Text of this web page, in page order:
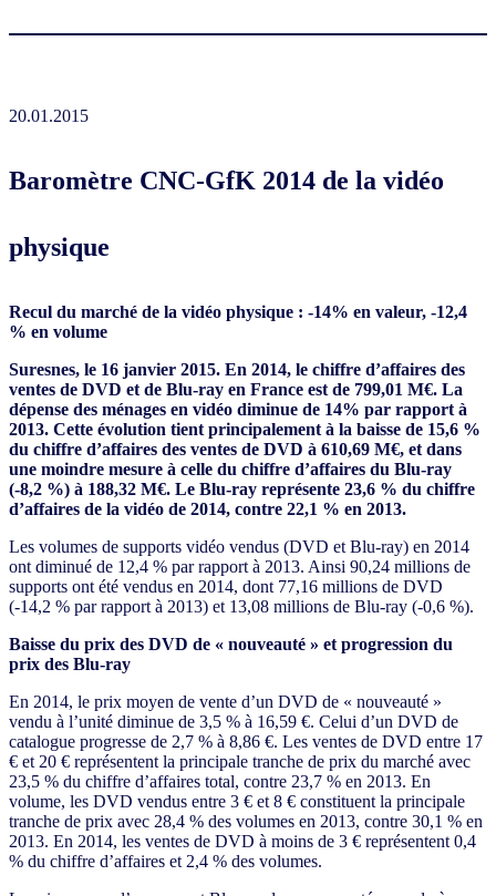
20.01.2015
Baromètre CNC-GfK 2014 de la vidéo
physique
Recul du marché de la vidéo physique : -14% en valeur, -12,4
% en volume
Suresnes, le 16 janvier 2015. En 2014, le chiffre d’affaires des
ventes de DVD et de Blu-ray en France est de 799,01 M€. La
dépense des ménages en vidéo diminue de 14% par rapport à
2013. Cette évolution tient principalement à la baisse de 15,6 %
du chiffre d’affaires des ventes de DVD à 610,69 M€, et dans
une moindre mesure à celle du chiffre d’affaires du Blu-ray
(-8,2 %) à 188,32 M€. Le Blu-ray représente 23,6 % du chiffre
d’affaires de la vidéo de 2014, contre 22,1 % en 2013.
Les volumes de supports vidéo vendus (DVD et Blu-ray) en 2014
ont diminué de 12,4 % par rapport à 2013. Ainsi 90,24 millions de
supports ont été vendus en 2014, dont 77,16 millions de DVD
(-14,2 % par rapport à 2013) et 13,08 millions de Blu-ray (-0,6 %).
Baisse du prix des DVD de « nouveauté » et progression du
prix des Blu-ray
En 2014, le prix moyen de vente d’un DVD de « nouveauté »
vendu à l’unité diminue de 3,5 % à 16,59 €. Celui d’un DVD de
catalogue progresse de 2,7 % à 8,86 €. Les ventes de DVD entre 17
€ et 20 € représentent la principale tranche de prix du marché avec
23,5 % du chiffre d’affaires total, contre 23,7 % en 2013. En
volume, les DVD vendus entre 3 € et 8 € constituent la principale
tranche de prix avec 28,4 % des volumes en 2013, contre 30,1 % en
2013. En 2014, les ventes de DVD à moins de 3 € représentent 0,4
% du chiffre d’affaires et 2,4 % des volumes.